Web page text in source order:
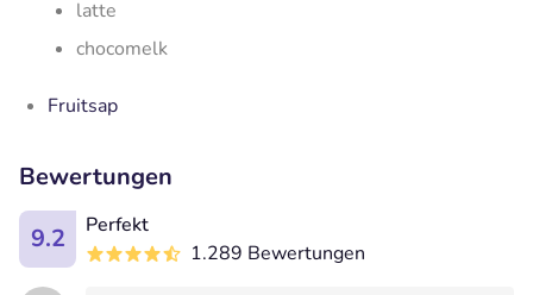
latte
chocomelk
Fruitsap
Bewertungen
9.2
Perfekt
1.289 Bewertungen